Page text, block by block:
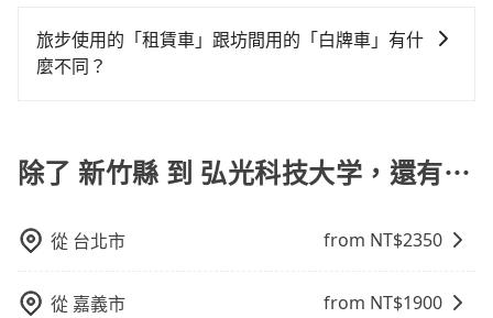
小的風險。最後，雖然路邊隨租隨還看似方便，但實際
使用時還是有其區域的限制，實際可停靠的地點與你的
策，讓您在規劃行程時能更無後顧之憂。無論您是要前
往市區還是郊區，我們都可以為您提供最佳的旅遊體
落，只要有路能到、Google地圖上能標註、GPS上能找
得到，我們就保證發車。直接在官網上輸入住家地址、
旅步使用的「租賃車」跟坊間用的「白牌車」有什
麼不同？
為旅步貴賓服務用車。與一些私家車充當營業用車違法
接載的「白牌車」不同。旅步所使用的車輛合法且符合
除了 新竹縣 到 弘光科技大学，還有⋯
從 台北市 from NT$2350
從 嘉義市 from NT$1900